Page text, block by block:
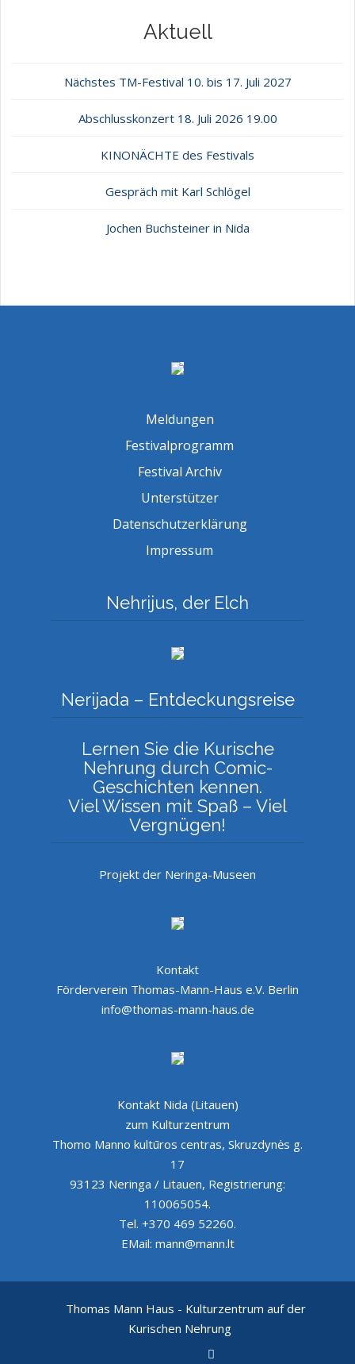
Aktuell
Nächstes TM-Festival 10. bis 17. Juli 2027
Abschlusskonzert 18. Juli 2026 19.00
KINONÄCHTE des Festivals
Gespräch mit Karl Schlögel
Jochen Buchsteiner in Nida
Meldungen
Festivalprogramm
Festival Archiv
Unterstützer
Datenschutzerklärung
Impressum
Nehrijus, der Elch
Nerijada – Entdeckungsreise
Lernen Sie die Kurische
Nehrung durch Comic-
Geschichten kennen.
Viel Wissen mit Spaß – Viel
Vergnügen!
Projekt der Neringa-Museen
Kontakt
Förderverein Thomas-Mann-Haus e.V. Berlin
info@thomas-mann-haus.de
Kontakt Nida (Litauen)
zum Kulturzentrum
Thomo Manno kultūros centras, Skruzdynės g.
17
93123 Neringa / Litauen, Registrierung:
110065054.
Tel. +370 469 52260.
EMail: mann@mann.lt
Thomas Mann Haus - Kulturzentrum auf der
Kurischen Nehrung